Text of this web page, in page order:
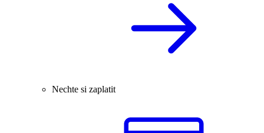
Nechte si zaplatit